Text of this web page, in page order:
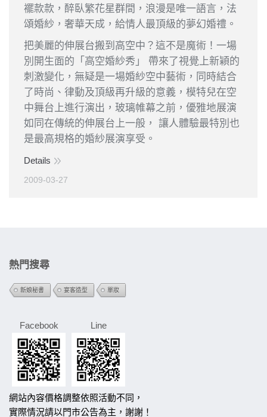
襬款款，醉臥繁花星群間，浪漫是唯一語言，法
頌婚紗，奢華天成，給情人最頂級的夢幻婚禮。
把美麗的伸展台搬到高空中？這不是魔術！一場
別開生面的「高空婚紗秀」 帶來了視覺上新穎的
刺激變化，無疑是一場婚紗空中藝術，同時結合
了時尚、律動及頂級再升級的意義，模特兒在空
中舞台上進行演出，玻璃帷幕之前，優雅地展演
如同在傳統的伸展台上一般， 讓人體驗最特別也
是最高規格的婚紗展演享受。
Details
2009-03-27
熱門搜尋
新娘秘書 宴客造型 單妝
Facebook Line
網站內容價格調整依照活動不同，
實際情況請以門市公告為主，謝謝！